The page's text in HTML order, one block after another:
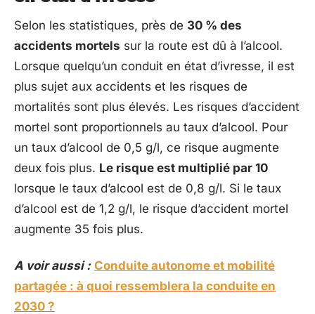
Selon les statistiques, près de 30 % des
accidents mortels sur la route est dû à l’alcool.
Lorsque quelqu’un conduit en état d’ivresse, il est
plus sujet aux accidents et les risques de
mortalités sont plus élevés. Les risques d’accident
mortel sont proportionnels au taux d’alcool. Pour
un taux d’alcool de 0,5 g/l, ce risque augmente
deux fois plus. Le risque est multiplié par 10
lorsque le taux d’alcool est de 0,8 g/l. Si le taux
d’alcool est de 1,2 g/l, le risque d’accident mortel
augmente 35 fois plus.
A voir aussi : Conduite autonome et mobilité
partagée : à quoi ressemblera la conduite en
2030 ?